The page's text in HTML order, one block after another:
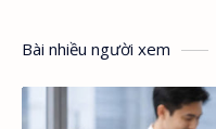
HR First Principles
English for HR
Bài nhiều người xem